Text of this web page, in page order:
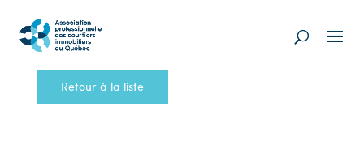
Retour à la liste